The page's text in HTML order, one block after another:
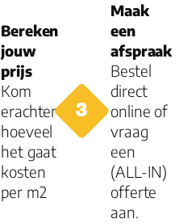
Bereken
jouw
prijs
Kom
erachter
hoeveel
het gaat
kosten
per m2
Maak
een
afspraak
Bestel
direct
online of
vraag
een
(ALL-IN)
offerte
aan.